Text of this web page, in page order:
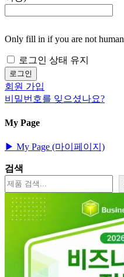
Only fill in if you are not human
로그인 상태 유지
회원 가입
비밀번호를 잊으셨나요?
My Page
▶︎ My Page (마이페이지)
검색